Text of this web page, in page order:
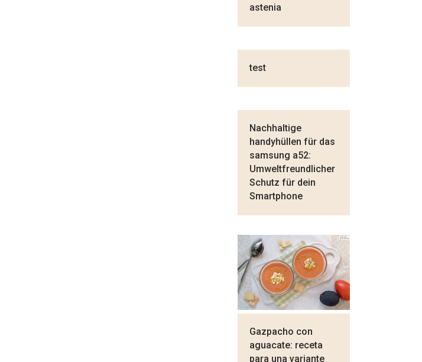
astenia
test
Nachhaltige
handyhüllen für das
samsung a52:
Umweltfreundlicher
Schutz für dein
Smartphone
Gazpacho con
aguacate: receta
para una variante